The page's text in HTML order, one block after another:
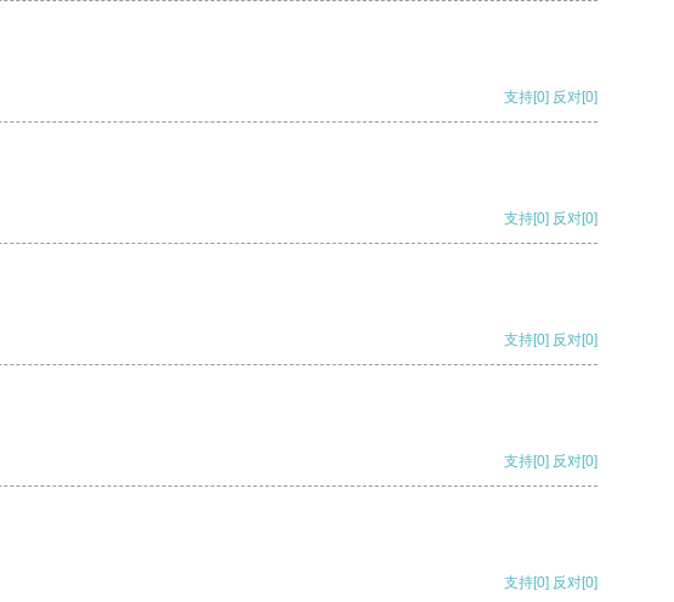
支持[0] 反对[0]
支持[0] 反对[0]
支持[0] 反对[0]
支持[0] 反对[0]
支持[0] 反对[0]